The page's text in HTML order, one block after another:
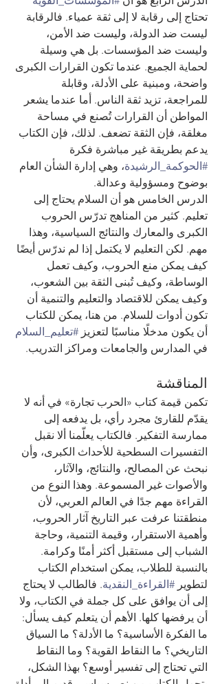
تحتاج إلى رقابة لا إلى ثقة عمياء. فالرقابة
ليست ضد الدولة، وليست ضد الأمن،
وليست ضد المؤسسات. بل هي وسيلة
لحماية الجميع. عندما تكون القرارات الكبرى
واضحة، ومبنية على الأدلة، وقابلة
للمراجعة، تزيد ثقة الناس. أما عندما يشعر
المواطن أن القرارات تُصنع في مساحة
مغلقة، فإن الثقة تضعف. لذلك، فإن الكتاب
يدعم بطريقة غير مباشرة فكرة
#الحوكمة_الرشيدة، وهي إدارة الشأن العام
بوضوح ومسؤولية وعدالة.
الدرس الخامس هو أن السلام يحتاج إلى
تعليم. كثير من المناهج تدرّس الحروب
الكبرى والمعارك والنتائج السياسية، وهذا
مهم. لكن التعليم لا يكتمل إذا لم ندرّس أيضًا
كيف يمكن منع الحروب، وكيف تعمل
الوساطة، وكيف تُبنى الثقة بين الشعوب،
وكيف يمكن للاقتصاد والتعليم والتنمية أن
تكون أدوات للسلام. من هنا، يمكن للكتاب
أن يكون مدخلًا مناسبًا لتعزيز #تعليم_السلام
في المدارس والجامعات ومراكز التدريب.
المناقشة
تكمن قيمة كتاب «الحرب تجارة» في أنه لا
يقدّم للقارئ مجرد رأي، بل يدفعه إلى
ممارسة التفكير. فالكتاب يعلّمنا ألا نقبل
التفسيرات السطحية للأحداث الكبرى، وأن
نبحث عن المصالح، والنتائج، والآثار،
والأصوات غير المسموعة. وهذا النوع من
القراءة مهم جدًا في العالم العربي، لأن
منطقتنا عرفت عبر التاريخ آثار الحروب،
وأهمية الاستقرار، وقيمة التنمية، وحاجة
الشباب إلى مستقبل أكثر أمنًا وكرامة.
بالنسبة للطلاب، يمكن استخدام الكتاب
لتطوير #القراءة_النقدية. فالطالب لا يحتاج
إلى أن يوافق على كل جملة في الكتاب، ولا
أن يرفضها كلها. الأهم أن يتعلم كيف يسأل:
ما الفكرة الأساسية؟ ما الأدلة؟ ما السياق
التاريخي؟ ما النقاط القوية؟ وما النقاط
التي تحتاج إلى تفسير أوسع؟ بهذا الشكل،